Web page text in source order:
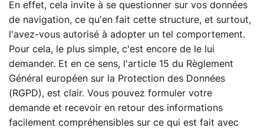
En effet, cela invite à se questionner sur vos données
de navigation, ce qu'en fait cette structure, et surtout,
l'avez-vous autorisé à adopter un tel comportement.
Pour cela, le plus simple, c'est encore de le lui
demander. Et en ce sens, l'article 15 du Règlement
Général européen sur la Protection des Données
(RGPD), est clair. Vous pouvez formuler votre
demande et recevoir en retour des informations
facilement compréhensibles sur ce qui est fait avec